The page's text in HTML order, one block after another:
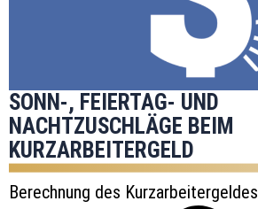
SONN-, FEIERTAG- UND
NACHTZUSCHLÄGE BEIM
KURZARBEITERGELD
Berechnung des Kurzarbeitergeldes